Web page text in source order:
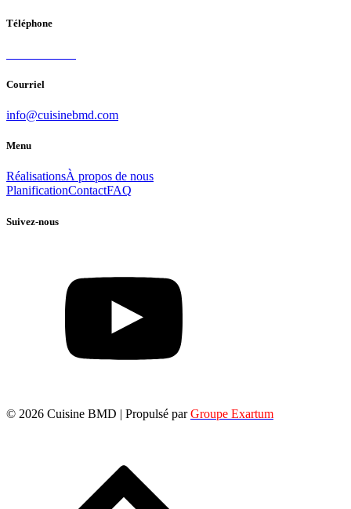
Téléphone
Courriel
info@cuisinebmd.com
Menu
RéalisationsÀ propos de nous
PlanificationContactFAQ
Suivez-nous
© 2026 Cuisine BMD | Propulsé parGroupe Exartum